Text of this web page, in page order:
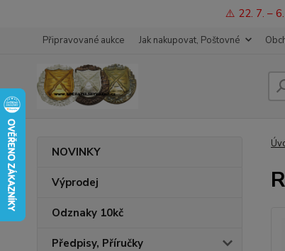
⚠️ 22. 7. –
Připravované aukce Jak nakupovat, Poštovné
NOVINKY
Výprodej
Odznaky 10kč
Předpisy, Příručky